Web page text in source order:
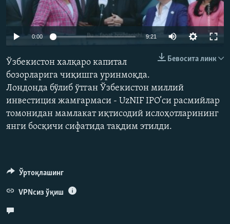
Auto
1080p
0:00 9:21 Auto
480p
Бевосита линк
Ўзбекистон халқаро капитал
бозорларига чиқишга уринмоқда.
Лондонда бўлиб ўтган Ўзбекистон миллий
инвестиция жамғармаси - UzNIF IPO’си расмийлар
томонидан мамлакат иқтисодий ислоҳотларининг
янги босқичи сифатида тақдим этилди.
Ўртоқлашинг
VPNсиз ўқиш